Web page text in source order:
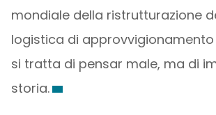
mondiale della ristrutturazione
logistica di approvvigionamento
si tratta di pensar male, ma di
storia.